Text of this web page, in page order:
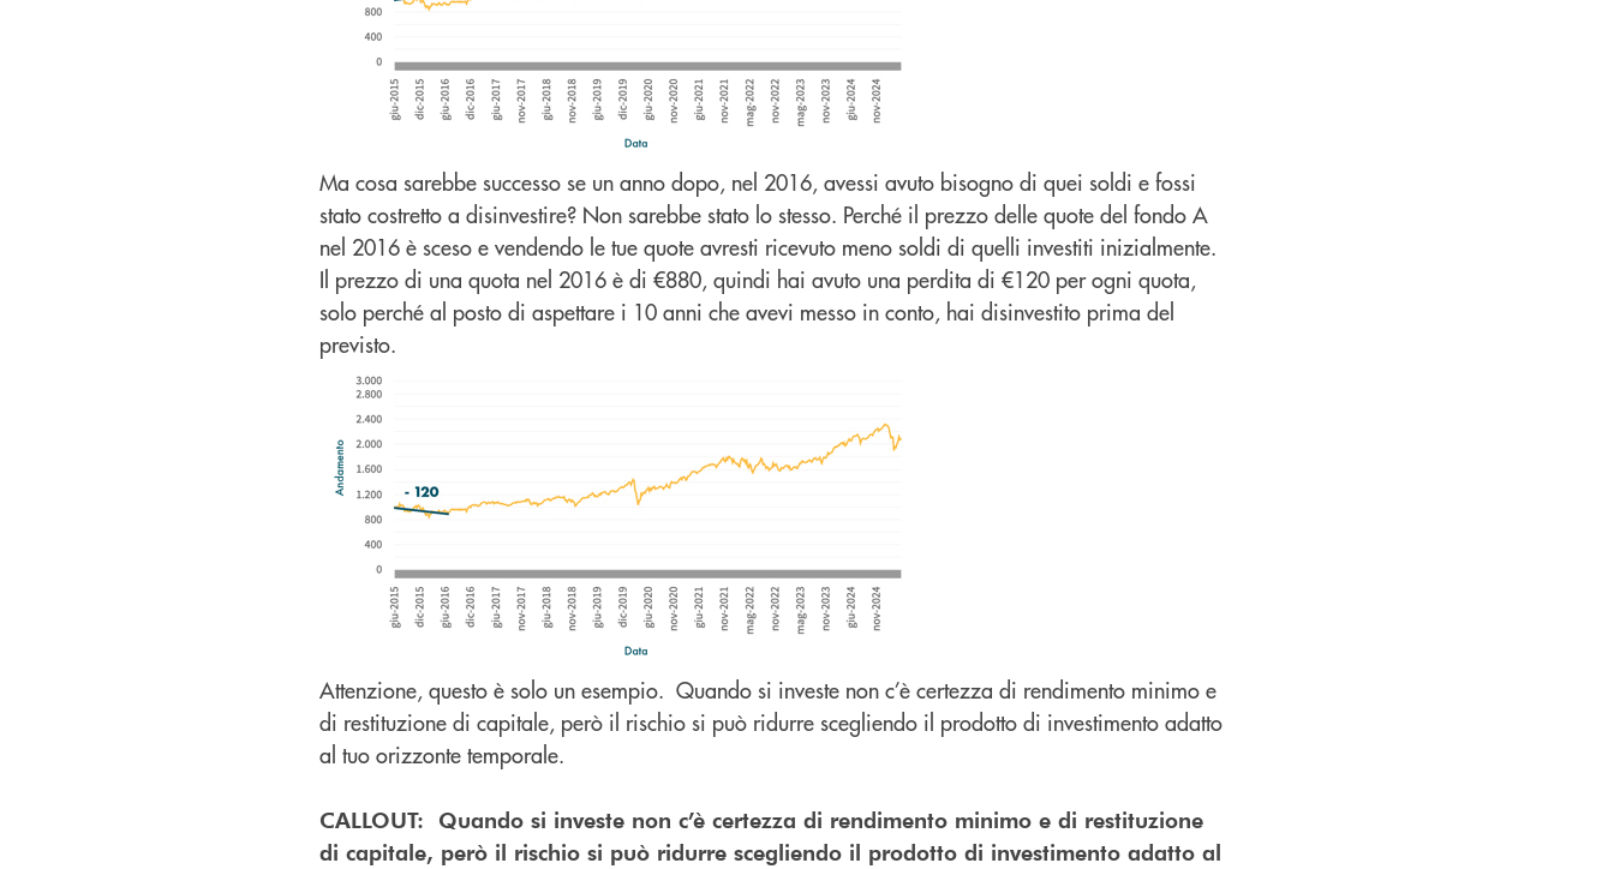
Ma cosa sarebbe successo se un anno dopo, nel 2016, avessi avuto bisogno di quei soldi e fossi
stato costretto a disinvestire? Non sarebbe stato lo stesso. Perché il prezzo delle quote del fondo A
nel 2016 è sceso e vendendo le tue quote avresti ricevuto meno soldi di quelli investiti inizialmente.
Il prezzo di una quota nel 2016 è di €880, quindi hai avuto una perdita di €120 per ogni quota,
solo perché al posto di aspettare i 10 anni che avevi messo in conto, hai disinvestito prima del
previsto.
Attenzione, questo è solo un esempio. Quando si investe non c’è certezza di rendimento minimo e
di restituzione di capitale, però il rischio si può ridurre scegliendo il prodotto di investimento adatto
al tuo orizzonte temporale.
CALLOUT: Quando si investe non c’è certezza di rendimento minimo e di restituzione
di capitale, però il rischio si può ridurre scegliendo il prodotto di investimento adatto al